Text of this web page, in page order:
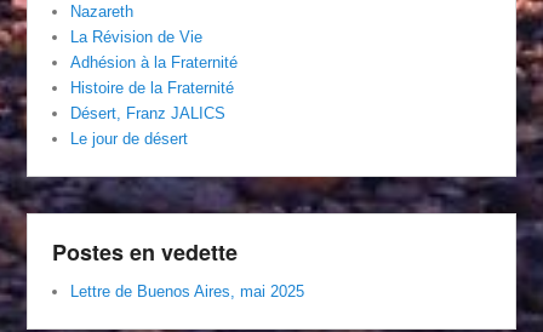
Nazareth
La Révision de Vie
Adhésion à la Fraternité
Histoire de la Fraternité
Désert, Franz JALICS
Le jour de désert
Postes en vedette
Lettre de Buenos Aires, mai 2025